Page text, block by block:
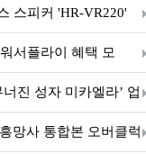
스피커 'HR-VR220'
서플라이 혜택 모
진 성자 미카엘라’ 업
망사 통합본 오버클럭